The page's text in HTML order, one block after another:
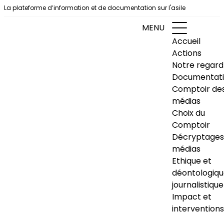
Aller au contenu
La plateforme d’information et de documentation sur l'asile
MENU
Accueil
Actions
Notre regard
Comptoir
médias
Choix du
Comptoir
Décryptages
médias
Ethique et
journalistique
Impact et
interventions